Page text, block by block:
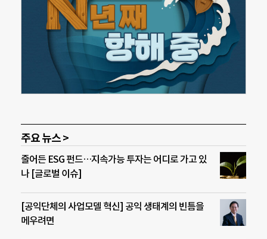
주요 뉴스 >
줄어든 ESG 펀드…지속가능 투자는 어디로 가고 있
나 [글로벌 이슈]
[공익단체의 사업모델 혁신] 공익 생태계의 빈틈을
메우려면